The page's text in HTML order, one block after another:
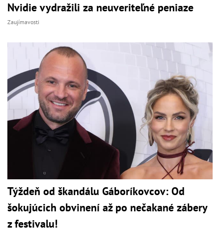
Nvidie vydražili za neuveriteľné peniaze
Zaujímavosti
Týždeň od škandálu Gáboríkovcov: Od
šokujúcich obvinení až po nečakané zábery
z festivalu!